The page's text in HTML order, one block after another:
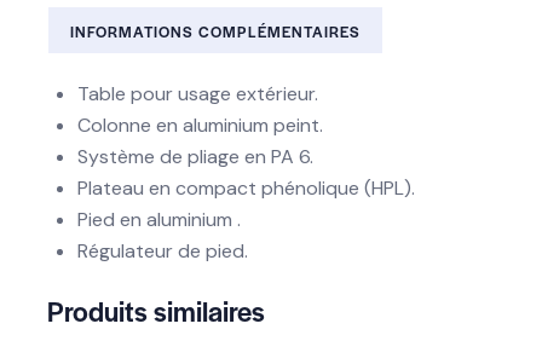
INFORMATIONS COMPLÉMENTAIRES
Table pour usage extérieur.
Colonne en aluminium peint.
Système de pliage en PA 6.
Plateau en compact phénolique (HPL).
Pied en aluminium .
Régulateur de pied.
Produits similaires